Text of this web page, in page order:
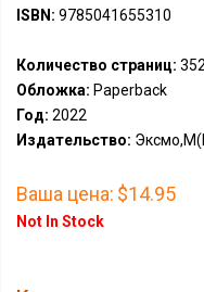
ISBN: 9785041655310
Количество страниц: 352
Обложка: Paperback
Год: 2022
Издательство:
Ваша цена: $14.95
Not In Stock